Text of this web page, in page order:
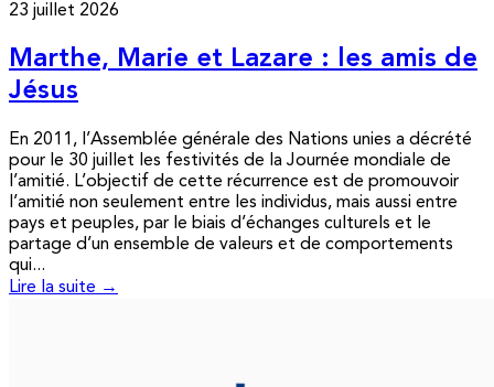
23 juillet 2026
Marthe, Marie et Lazare : les amis de
Jésus
En 2011, l’Assemblée générale des Nations unies a décrété
pour le 30 juillet les festivités de la Journée mondiale de
l’amitié. L’objectif de cette récurrence est de promouvoir
l’amitié non seulement entre les individus, mais aussi entre
pays et peuples, par le biais d’échanges culturels et le
partage d’un ensemble de valeurs et de comportements
qui...
Lire la suite →